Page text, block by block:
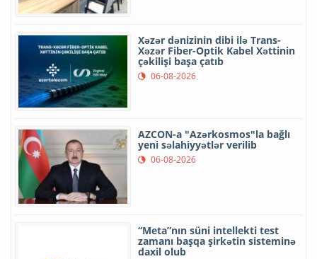
Xəzər dənizinin dibi ilə Trans-
Xəzər Fiber-Optik Kabel Xəttinin
çəkilişi başa çatıb
06-08-2026
AZCON-a "Azərkosmos"la bağlı
yeni səlahiyyətlər verilib
06-08-2026
“Meta”nın süni intellekti test
zamanı başqa şirkətin sisteminə
daxil olub